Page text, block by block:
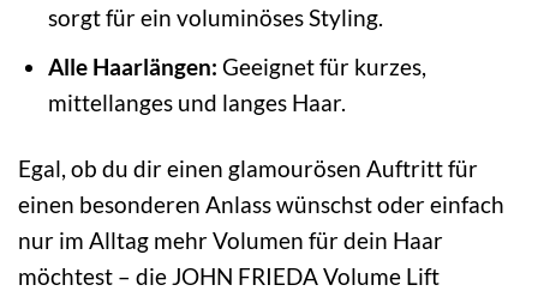
sorgt für ein voluminöses Styling.
Alle Haarlängen: Geeignet für kurzes,
mittellanges und langes Haar.
Egal, ob du dir einen glamourösen Auftritt für
einen besonderen Anlass wünschst oder einfach
nur im Alltag mehr Volumen für dein Haar
möchtest – die JOHN FRIEDA Volume Lift